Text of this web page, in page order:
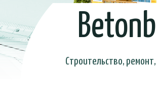
Строительство,